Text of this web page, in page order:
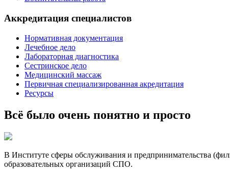
Аккредитация специалистов
Нормативная документация
Лечебное дело
Лабораторная диагностика
Сестринское дело
Медицинский массаж
Первичная специализированная акредитация
Ресурсы
Всё было очень понятно и просто
В Институте сферы обслуживания и предпринимательства
образовательных организаций СПО.